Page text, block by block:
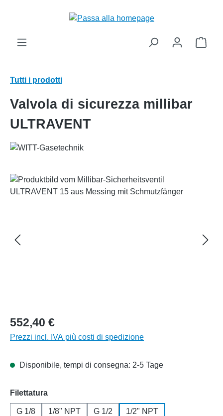
Il
Tutti i prodotti
Valvola di sicurezza millibar
ULTRAVENT
Salta la galleria di immagini
552,40 €
Prezzi incl. IVA più costi di spedizione
Disponibile, tempi di consegna: 2-5 Tage
Seleziona
Filettatura
G 1/8 1/8" NPT G 1/2 1/2" NPT